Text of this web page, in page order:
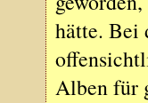
hätte. Bei
Alben für